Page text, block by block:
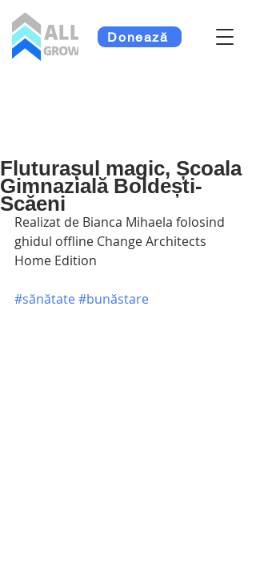
Donează
Fluturașul magic, Școala
Gimnazială Boldești-
Scăeni
Realizat de Bianca Mihaela folosind
ghidul offline Change Architects
Home Edition
#sănătate#bunăstare